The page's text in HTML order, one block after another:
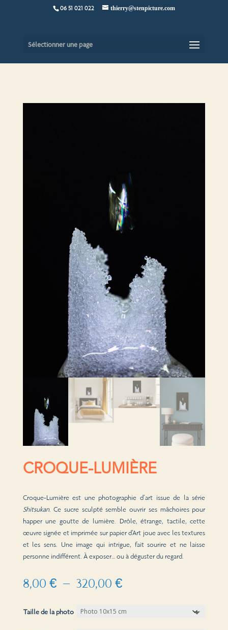
06 51 021 022 thierry@stenpicture.com
Sélectionner une page
CROQUE-LUMIÈRE
Croque-Lumière est une photographie d’art issue de la série
Shitsukan. Ce sucre sculpté semble ouvrir ses mâchoires pour
happer une goutte de lumière. Drôle, étrange, tactile, cette
œuvre signée et imprimée sur papier d’Art joue avec les textures
et les sens. Une image qui intrigue, fait sourire et ne laisse
personne indifférent. À exposer… ou à déguster du regard.
8,00 € – 320,00 €Plage
prix :
8,00 €
Taille de la photo